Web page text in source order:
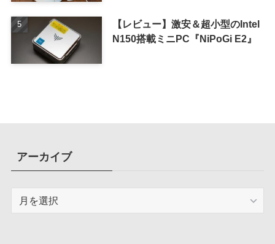
【レビュー】激安＆超小型のIntel
N150搭載ミニPC『NiPoGi E2』
アーカイブ